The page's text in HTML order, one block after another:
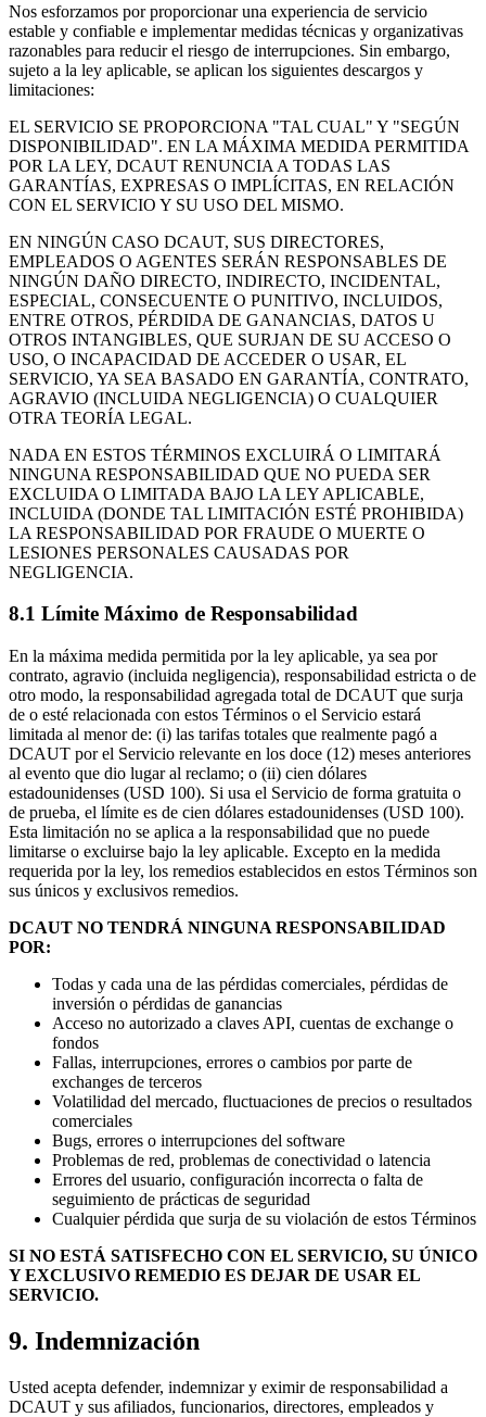
Nos esforzamos por proporcionar una experiencia de servicio
estable y confiable e implementar medidas técnicas y organizativas
razonables para reducir el riesgo de interrupciones. Sin embargo,
sujeto a la ley aplicable, se aplican los siguientes descargos y
limitaciones:
EL SERVICIO SE PROPORCIONA "TAL CUAL" Y "SEGÚN
DISPONIBILIDAD". EN LA MÁXIMA MEDIDA PERMITIDA
POR LA LEY, DCAUT RENUNCIA A TODAS LAS
GARANTÍAS, EXPRESAS O IMPLÍCITAS, EN RELACIÓN
CON EL SERVICIO Y SU USO DEL MISMO.
EN NINGÚN CASO DCAUT, SUS DIRECTORES,
EMPLEADOS O AGENTES SERÁN RESPONSABLES DE
NINGÚN DAÑO DIRECTO, INDIRECTO, INCIDENTAL,
ESPECIAL, CONSECUENTE O PUNITIVO, INCLUIDOS,
ENTRE OTROS, PÉRDIDA DE GANANCIAS, DATOS U
OTROS INTANGIBLES, QUE SURJAN DE SU ACCESO O
USO, O INCAPACIDAD DE ACCEDER O USAR, EL
SERVICIO, YA SEA BASADO EN GARANTÍA, CONTRATO,
AGRAVIO (INCLUIDA NEGLIGENCIA) O CUALQUIER
OTRA TEORÍA LEGAL.
NADA EN ESTOS TÉRMINOS EXCLUIRÁ O LIMITARÁ
NINGUNA RESPONSABILIDAD QUE NO PUEDA SER
EXCLUIDA O LIMITADA BAJO LA LEY APLICABLE,
INCLUIDA (DONDE TAL LIMITACIÓN ESTÉ PROHIBIDA)
LA RESPONSABILIDAD POR FRAUDE O MUERTE O
LESIONES PERSONALES CAUSADAS POR
NEGLIGENCIA.
8.1 Límite Máximo de Responsabilidad
En la máxima medida permitida por la ley aplicable, ya sea por
contrato, agravio (incluida negligencia), responsabilidad estricta o de
otro modo, la responsabilidad agregada total de DCAUT que surja
de o esté relacionada con estos Términos o el Servicio estará
limitada al menor de: (i) las tarifas totales que realmente pagó a
DCAUT por el Servicio relevante en los doce (12) meses anteriores
al evento que dio lugar al reclamo; o (ii) cien dólares
estadounidenses (USD 100). Si usa el Servicio de forma gratuita o
de prueba, el límite es de cien dólares estadounidenses (USD 100).
Esta limitación no se aplica a la responsabilidad que no puede
limitarse o excluirse bajo la ley aplicable. Excepto en la medida
requerida por la ley, los remedios establecidos en estos Términos son
sus únicos y exclusivos remedios.
DCAUT NO TENDRÁ NINGUNA RESPONSABILIDAD
POR:
Todas y cada una de las pérdidas comerciales, pérdidas de
inversión o pérdidas de ganancias
Acceso no autorizado a claves API, cuentas de exchange o
fondos
Fallas, interrupciones, errores o cambios por parte de
exchanges de terceros
Volatilidad del mercado, fluctuaciones de precios o resultados
comerciales
Bugs, errores o interrupciones del software
Problemas de red, problemas de conectividad o latencia
Errores del usuario, configuración incorrecta o falta de
seguimiento de prácticas de seguridad
Cualquier pérdida que surja de su violación de estos Términos
SI NO ESTÁ SATISFECHO CON EL SERVICIO, SU ÚNICO
Y EXCLUSIVO REMEDIO ES DEJAR DE USAR EL
SERVICIO.
9. Indemnización
Usted acepta defender, indemnizar y eximir de responsabilidad a
DCAUT y sus afiliados, funcionarios, directores, empleados y